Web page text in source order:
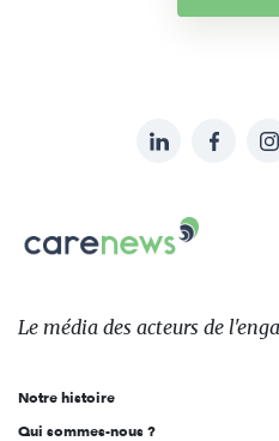
sur:
LinkedIn
Carenews,
Le
des
l'engagement
Le média des acteurs de
Notre histoire
Qui sommes-nous ?